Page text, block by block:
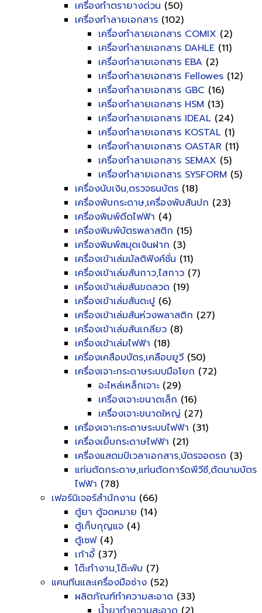
เครื่องทำตรายางด่วน (50)
เครื่องทำลายเอกสาร (102)
เครื่องทำลายเอกสาร COMIX (2)
เครื่องทำลายเอกสาร DAHLE (11)
เครื่องทำลายเอกสาร EBA (2)
เครื่องทำลายเอกสาร Fellowes (12)
เครื่องทำลายเอกสาร GBC (16)
เครื่องทำลายเอกสาร HSM (13)
เครื่องทำลายเอกสาร IDEAL (24)
เครื่องทำลายเอกสาร KOSTAL (1)
เครื่องทำลายเอกสาร OASTAR (11)
เครื่องทำลายเอกสาร SEMAX (5)
เครื่องทำลายเอกสาร SYSFORM (5)
เครื่องนับเงิน,ตรวจธนบัตร (18)
เครื่องพับกระดาษ,เครื่องพับสันปก (23)
เครื่องพิมพ์ดีดไฟฟ้า (4)
เครื่องพิมพ์บัตรพลาสติก (15)
เครื่องพิมพ์สมุดเงินฝาก (3)
เครื่องเข้าเล่มมัลติฟังค์ชั่น (11)
เครื่องเข้าเล่มสันกาว,ไสกาว (7)
เครื่องเข้าเล่มสันขดลวด (19)
เครื่องเข้าเล่มสันตะปู (6)
เครื่องเข้าเล่มสันห่วงพลาสติก (27)
เครื่องเข้าเล่มสันเกลียว (8)
เครื่องเข้าเล่มไฟฟ้า (18)
เครื่องเคลือบบัตร,เคลือบยูวี (50)
เครื่องเจาะกระดาษระบบมือโยก (72)
อะไหล่เหล็กเจาะ (29)
เครื่องเจาะขนาดเล็ก (16)
เครื่องเจาะขนาดใหญ่ (27)
เครื่องเจาะกระดาษระบบไฟฟ้า (31)
เครื่องเย็บกระดาษไฟฟ้า (21)
เครื่องแสตมป์เวลาเอกสาร,บัตรจอดรถ (3)
แท่นตัดกระดาษ,แท่นตัดการ์ดพีวีซี,ตัดนามบัตร
ไฟฟ้า (78)
เฟอร์นิเจอร์สำนักงาน (66)
ตู้ยา ตู้จดหมาย (14)
ตู้เก็บกุญแจ (4)
ตู้เซฟ(4)
เก้าอี้ (37)
โต๊ะทำงาน,โต๊ะพับ (7)
แคนทีนและเครื่องมือช่าง (52)
ผลิตภัณฑ์ทำความสะอาด (33)